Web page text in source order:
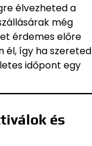
élvezheted a
még
érdemes előre
él, így ha szereted
időpont egy
és